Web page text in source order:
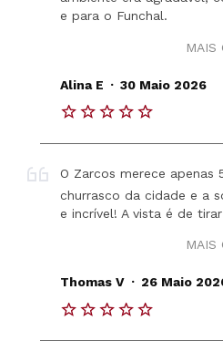
e para o Funchal.
MAIS
Alina E . 30 Maio 2026
O Zarcos merece apenas
churrasco da cidade e a
e incrível! A vista é de
MAIS
Thomas V . 26 Maio